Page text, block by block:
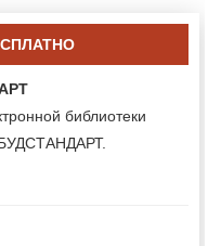
библиотеки